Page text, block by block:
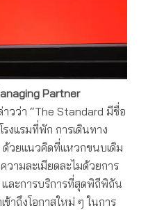
Partner
าวว่า “The Standard มีชื่อ
งแรมที่พัก การเดินทาง
ด้วยแนวคิดที่แหวกขนบเดิม
ามละเมียดละไมด้วยการ
และการบริการที่สุดพิถีพิถัน
าถึงโอกาสใหม่ ๆ ในการ